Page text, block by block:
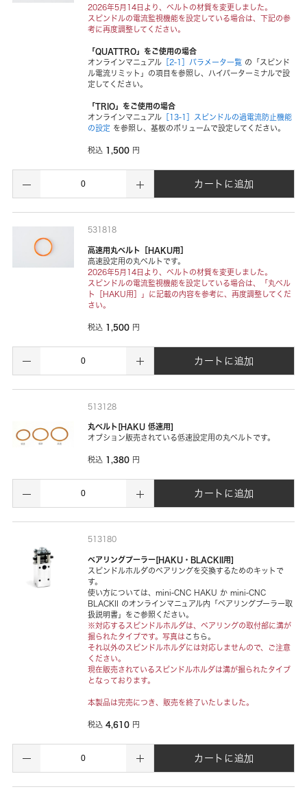
2026年5月14日より、ベルトの材質を変更しました。
スピンドルの電流監視機能を設定している場合は、下記の参
考に再度調整してください。
「QUATTRO」をご使用の場合
オンラインマニュアル ［2-1］パラメータ一覧 の「スピンド
ル電流リミット」の項目を参照し、ハイパーターミナルで設
定してください。
「TRIO」をご使用の場合
オンラインマニュアル ［13-1］スピンドルの過電流防止機能
の設定 を参照し、基板のボリュームで設定してください。
税込 1,500 円
カートに追加
531818
高速用丸ベルト［HAKU用］
高速設定用の丸ベルトです。
2026年5月14日より、ベルトの材質を変更しました。
スピンドルの電流監視機能を設定している場合は、「丸ベル
ト［HAKU用］」に記載の内容を参考に、再度調整してくだ
さい。
税込 1,500 円
カートに追加
513128
丸ベルト[HAKU 低速用]
オプション販売されている低速設定用の丸ベルトです。
税込 1,380 円
カートに追加
513180
ベアリングプーラー[HAKU・BLACKII用]
スピンドルホルダのベアリングを交換するためのキットで
す。
使い方については、mini-CNC HAKU か mini-CNC
BLACKII のオンラインマニュアル内「ベアリングプーラー取
扱説明書」をご参照ください。
※対応するスピンドルホルダは、ベアリングの取付部に溝が
掘られたタイプです。写真は こちら。
それ以外のスピンドルホルダには対応しませんので、ご注意
ください。
現在販売されているスピンドルホルダは溝が掘られたタイプ
となっております。
本製品は完売につき、販売を終了いたしました。
税込 4,610 円
カートに追加